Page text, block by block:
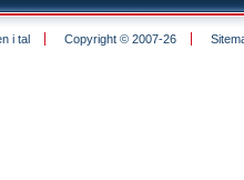
i tal Copyright © 2007-26